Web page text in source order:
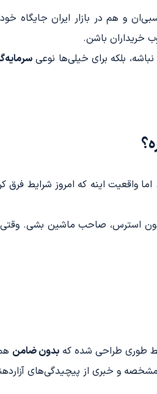
و هم در بازار ایران جایگاه
خریداران باشن.
بلکه برای خیلی‌ها نوعی
واقعیت اینه که امروز شرایط فرق
استرس، صاحب ماشین بشی.
طوری طراحی شده که بدون ضامن
و خبری از پیچیدگی‌های